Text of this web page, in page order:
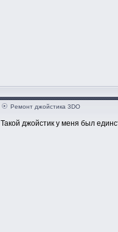
Ремонт джойстика 3DO
Такой джойстик у меня был